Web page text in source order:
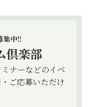
集中!!
倶楽部
ナーなどのイベ
ご応募いただけ